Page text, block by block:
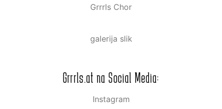
Grrrls Chor
galerija slik
Grrrls.at na Social Media:
Instagram